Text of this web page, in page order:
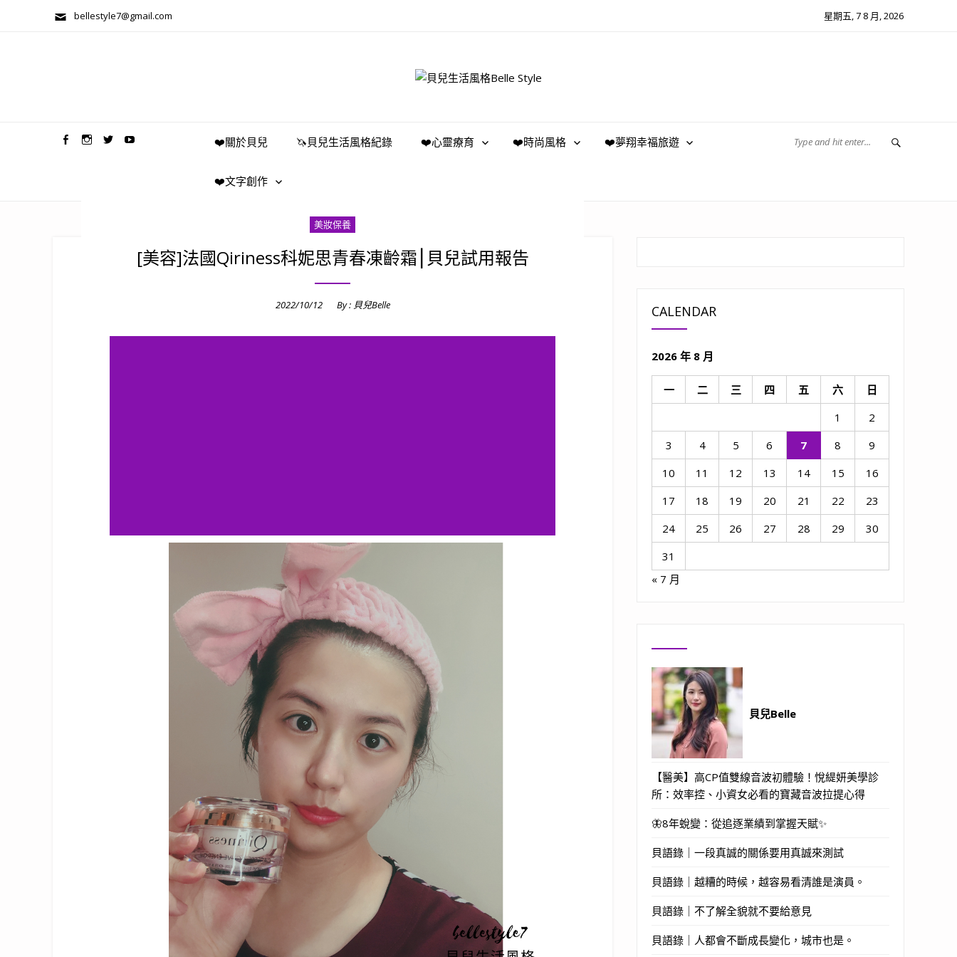
bellestyle7@gmail.com 星期五, 7 8 月, 2026
❤️關於貝兒 🦄️貝兒生活風格紀錄 ❤️心靈療育 ❤️時尚風格 ❤️夢翔幸福旅遊
❤️文字創作
美妝保養
[美容]法國Qiriness科妮思青春凍齡霜⎮貝兒試用報告
Posted
2022/10/12 By : 貝兒Belle CALENDAR
2026 年 8 月
一 二 三 四 五 六
日
1
2
3
4 5 6 7 8
9
10
11 12 13 14 15
16
17
18 19 20 21 22
23
24
25 26 27 28 29
30
31
« 7 月
貝兒Belle
【醫美】高CP值雙線音波初體驗！悅緹妍美學診
所：效率控、小資女必看的寶藏音波拉提心得
🦋8年蛻變：從追逐業績到掌握天賦✨
貝語錄｜一段真誠的關係要用真誠來測試
貝語錄｜越糟的時候，越容易看清誰是演員。
貝語錄｜不了解全貌就不要給意見
貝語錄｜人都會不斷成長變化，城市也是。